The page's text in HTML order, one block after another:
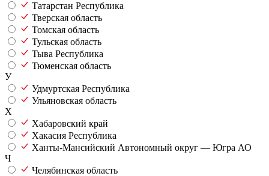
Татарстан Республика
Тверская область
Томская область
Тульская область
Тыва Республика
Тюменская область
У
Удмуртская Республика
Ульяновская область
Х
Хабаровский край
Хакасия Республика
Ханты-Мансийский Автономный округ — Югра АО
Ч
Челябинская область